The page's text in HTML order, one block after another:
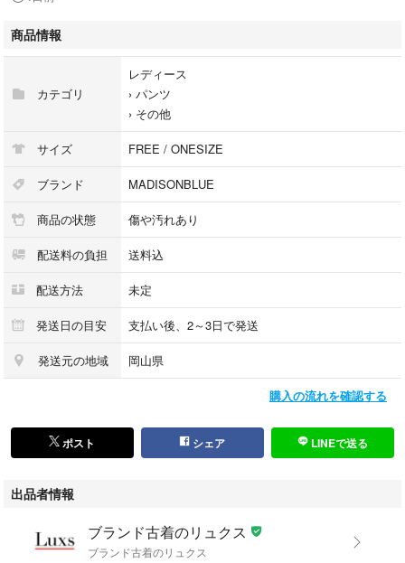
ご着用は可能なお品物ですが、状態を写真でご確認頂いた上で購入をご検
討ください。
【Luxs管理番号】149474008007
本商品は一点物となります。他サイト等でも販売している商品となり、多
少のお時間差にて欠品になることもございます。ご了承お願いいたしま
す。
■ブランド古着のリュクス取扱中古商品
当店では取り扱っているすべてのお品物は顧客様からの買取・ブランド品
専門の古物市場で弊社が正規品と判断したお品物になります。
当店の経験豊富なバイヤーが仕入れ後の検品で再度商品一点一点の真贋を
確認し、正規品と判断したお品物のみを取り扱っております。
佐川急便の元払いにて発送します。全国送料無料にてお届けいたします。
■おすすめ情報
当店では多数のブランド中古(USED)商品を出品中です。本アイテム以外
で検索いただくと商品一覧が検索いただけます！
こちらの商品はラクマ公式パートナーのブランド古着のリュクス（株式会
社ＢＬＭ）によって出品されています。
商品情報
カテゴリ
レディース
› パンツ
› その他
サイズ FREE / ONESIZE
ブランド MADISONBLUE
商品の状態 傷や汚れあり
配送料の負担 送料込
配送方法 未定
発送日の目安 支払い後、2～3日で発送
発送元の地域 岡山県
購入の流れを確認する
ポスト シェア LINEで送る
出品者情報
ブランド古着のリュクス
ブランド古着のリュクス